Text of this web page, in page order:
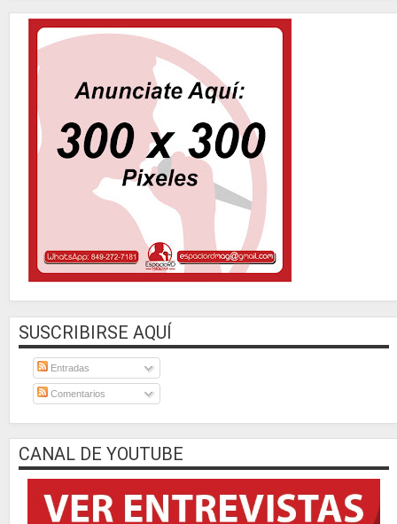
SUSCRIBIRSE AQUÍ
Entradas
Comentarios
CANAL DE YOUTUBE